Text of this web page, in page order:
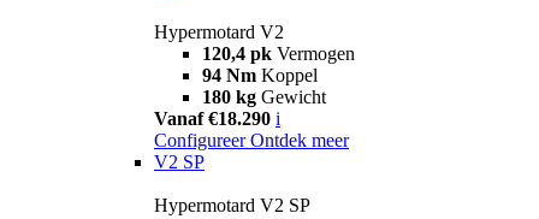
Hypermotard V2
120,4 pk Vermogen
94 Nm Koppel
180 kg Gewicht
Vanaf €18.290 i
Configureer Ontdek meer
V2 SP
Hypermotard V2 SP